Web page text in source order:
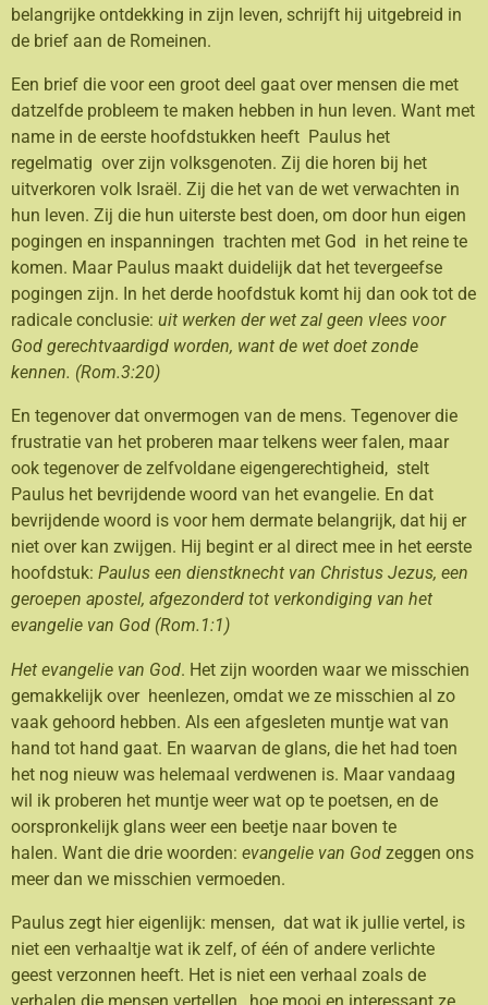
belangrijke ontdekking in zijn leven, schrijft hij uitgebreid in
de brief aan de Romeinen.
Een brief die voor een groot deel gaat over mensen die met
datzelfde probleem te maken hebben in hun leven. Want met
name in de eerste hoofdstukken heeft Paulus het
regelmatig over zijn volksgenoten. Zij die horen bij het
uitverkoren volk Israël. Zij die het van de wet verwachten in
hun leven. Zij die hun uiterste best doen, om door hun eigen
pogingen en inspanningen trachten met God in het reine te
komen. Maar Paulus maakt duidelijk dat het tevergeefse
pogingen zijn. In het derde hoofdstuk komt hij dan ook tot de
radicale conclusie: uit werken der wet zal geen vlees voor
God gerechtvaardigd worden, want de wet doet zonde
kennen. (Rom.3:20)
En tegenover dat onvermogen van de mens. Tegenover die
frustratie van het proberen maar telkens weer falen, maar
ook tegenover de zelfvoldane eigengerechtigheid, stelt
Paulus het bevrijdende woord van het evangelie. En dat
bevrijdende woord is voor hem dermate belangrijk, dat hij er
niet over kan zwijgen. Hij begint er al direct mee in het eerste
hoofdstuk: Paulus een dienstknecht van Christus Jezus, een
geroepen apostel, afgezonderd tot verkondiging van het
evangelie van God (Rom.1:1)
Het evangelie van God. Het zijn woorden waar we misschien
gemakkelijk over heenlezen, omdat we ze misschien al zo
vaak gehoord hebben. Als een afgesleten muntje wat van
hand tot hand gaat. En waarvan de glans, die het had toen
het nog nieuw was helemaal verdwenen is. Maar vandaag
wil ik proberen het muntje weer wat op te poetsen, en de
oorspronkelijk glans weer een beetje naar boven te
halen. Want die drie woorden: evangelie van God zeggen ons
meer dan we misschien vermoeden.
Paulus zegt hier eigenlijk: mensen, dat wat ik jullie vertel, is
niet een verhaaltje wat ik zelf, of één of andere verlichte
geest verzonnen heeft. Het is niet een verhaal zoals de